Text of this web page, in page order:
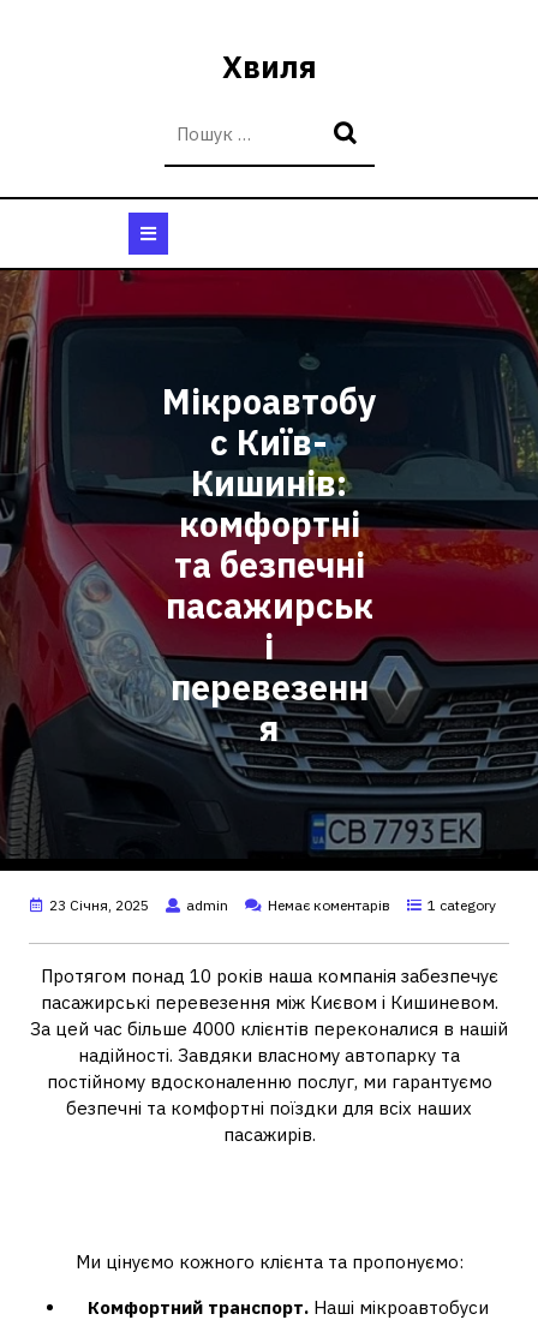
Хвиля
Мікроавтобу
с Київ-
Кишинів:
комфортні
та безпечні
пасажирськ
і
перевезенн
я
23 Січня, 2025 admin Немає коментарів 1 category
Протягом понад 10 років наша компанія забезпечує
пасажирські перевезення між Києвом і Кишиневом.
За цей час більше 4000 клієнтів переконалися в нашій
надійності. Завдяки власному автопарку та
постійному вдосконаленню послуг, ми гарантуємо
безпечні та комфортні поїздки для всіх наших
пасажирів.
Ми цінуємо кожного клієнта та пропонуємо:
Комфортний транспорт. Наші мікроавтобуси